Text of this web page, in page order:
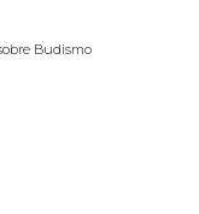
Budismo